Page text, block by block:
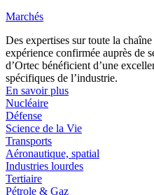
Marchés
Des expertises sur toute la
expérience confirmée auprès de
d’Ortec bénéficient d’une
spécifiques de l’industrie.
En savoir plus
Nucléaire
Défense
Science de la Vie
Transports
Aéronautique, spatial
Industries lourdes
Tertiaire
Pétrole & Gaz